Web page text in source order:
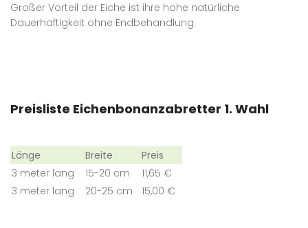
Großer Vorteil der Eiche ist ihre hohe natürliche
Dauerhaftigkeit ohne Endbehandlung.
Preisliste Eichenbonanzabretter 1. Wahl
Länge Breite
Preis
3 meter lang
15-20 cm
11,65 €
3 meter lang
20-25 cm 15,00 €